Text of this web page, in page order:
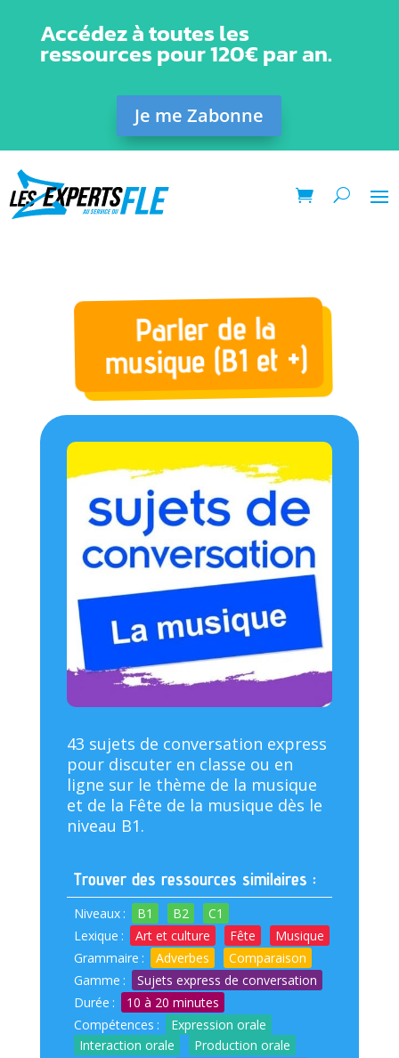
Accédez à toutes les
ressources pour 120€ par an.
Je me Zabonne
Parler de la
musique (B1 et +)
43 sujets de conversation express
pour discuter en classe ou en
ligne sur le thème de la musique
et de la Fête de la musique dès le
niveau B1.
Trouver des ressources similaires :
Niveaux : B1 B2
C1
Lexique : Art et culture Fête
Musique
Grammaire : Adverbes
Comparaison
Gamme :
Sujets express de conversation
Durée :
10 à 20 minutes
Compétences :
Expression orale
Interaction orale
Production orale